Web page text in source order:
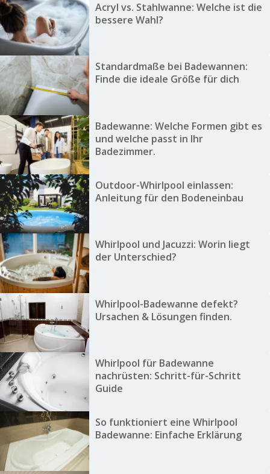
Acryl vs. Stahlwanne: Welche ist die
bessere Wahl?
Standardmaße bei Badewannen:
Finde die ideale Größe für dich
Badewanne: Welche Formen gibt es
und welche passt in Ihr
Badezimmer.
Outdoor-Whirlpool einlassen:
Anleitung für den Bodeneinbau
Whirlpool und Jacuzzi: Worin liegt
der Unterschied?
Whirlpool-Badewanne defekt?
Ursachen & Lösungen finden.
Whirlpool für Badewanne
nachrüsten: Schritt-für-Schritt
Guide
So funktioniert eine Whirlpool
Badewanne: Einfache Erklärung